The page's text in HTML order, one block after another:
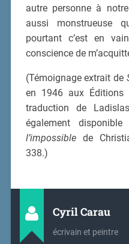
autre personne à
aussi monstrueuse
pourtant c’est en
conscience de
(Témoignage extrait de
en 1946 aux Éditions
traduction de
également
l’impossible de
338.)
Cyril Carau
écrivain et peintre